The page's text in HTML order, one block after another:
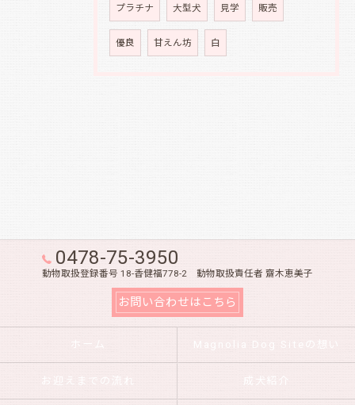
プラチナ 大型犬 見学 販売
優良 甘えん坊 白
0478-75-3950
動物取扱登録番号 18-香健福778-2 動物取扱責任者 齋木恵美子
お問い合わせはこちら
ホーム Magnolia Dog Siteの想い
お迎えまでの流れ 成犬紹介